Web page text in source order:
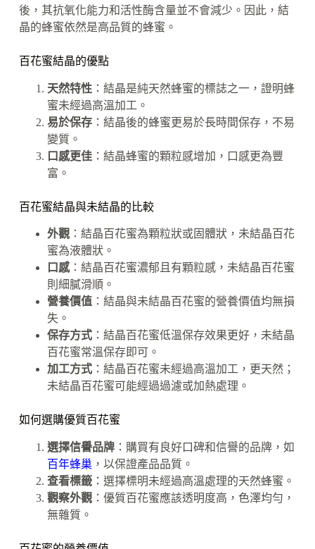
後，其抗氧化能力和活性酶含量並不會減少。因此，結
晶的蜂蜜依然是高品質的蜂蜜。
百花蜜結晶的優點
天然特性：結晶是純天然蜂蜜的標誌之一，證明蜂
蜜未經過高溫加工。
易於保存：結晶後的蜂蜜更易於長時間保存，不易
變質。
口感更佳：結晶蜂蜜的顆粒感增加，口感更為豐
富。
百花蜜結晶與未結晶的比較
外觀：結晶百花蜜為顆粒狀或固體狀，未結晶百花
蜜為液體狀。
口感：結晶百花蜜濃郁且有顆粒感，未結晶百花蜜
則細膩滑順。
營養價值：結晶與未結晶百花蜜的營養價值均無損
失。
保存方式：結晶百花蜜低溫保存效果更好，未結晶
百花蜜常溫保存即可。
加工方式：結晶百花蜜未經過高溫加工，更天然；
未結晶百花蜜可能經過過濾或加熱處理。
如何選購優質百花蜜
選擇信譽品牌：購買有良好口碑和信譽的品牌，如
百年蜂巢，以保證產品品質。
查看標籤：選擇標明未經過高溫處理的天然蜂蜜。
觀察外觀：優質百花蜜應該透明度高，色澤均勻，
無雜質。